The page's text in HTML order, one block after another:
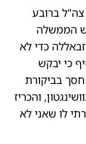
ברובע
הממשלה
כדי לא
כי יבקש
בביקורת
והכריז
לו שאני לא